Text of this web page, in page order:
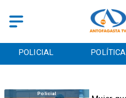
POLICIAL POLÍTICA
Videos